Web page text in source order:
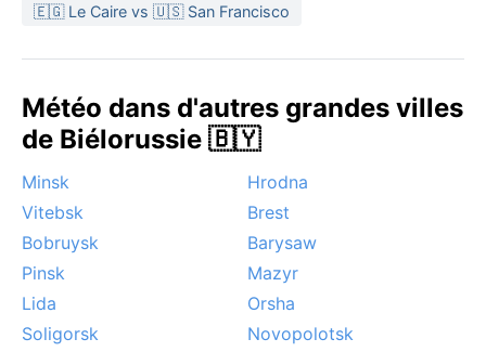
🇪🇬 Le Caire vs 🇺🇸 San Francisco
Météo dans d'autres grandes villes
de Biélorussie 🇧🇾
Minsk
Hrodna
Vitebsk
Brest
Bobruysk
Barysaw
Pinsk
Mazyr
Lida
Orsha
Soligorsk
Novopolotsk